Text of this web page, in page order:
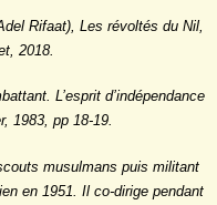
Rifaat), Les révoltés du Nil,
2018.
L’esprit d’indépendance
1983, pp 18-19.
musulmans puis militant
en 1951. Il co-dirige pendant